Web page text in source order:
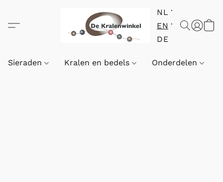
NL
EN
DE
Sieraden Kralen en bedels Onderdelen